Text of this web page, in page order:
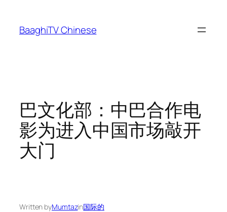
content
BaaghiTV Chinese
巴文化部：中巴合作电
影为进入中国市场敲开
大门
Written byMumtazin国际的